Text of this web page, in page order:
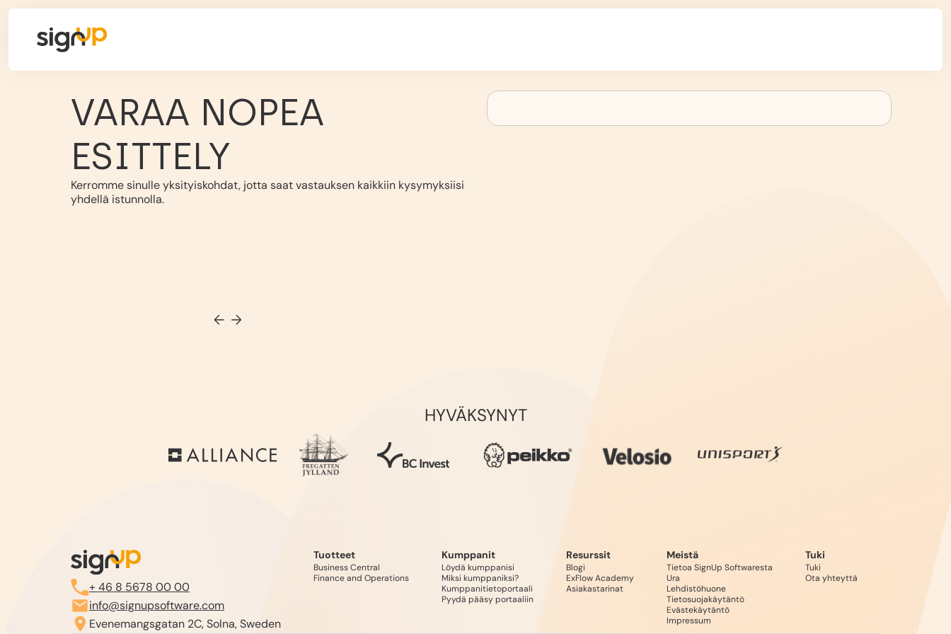
VARAA NOPEA
ESITTELY
Kerromme sinulle yksityiskohdat, jotta saat vastauksen kaikkiin kysymyksiisi
yhdellä istunnolla.
HYVÄKSYNYT
+ 46 8 5678 00 00
info@signupsoftware.com
Evenemangsgatan 2C, Solna, Sweden
Tuotteet
Business Central
Finance and Operations
Kumppanit
Löydä kumppanisi
Miksi kumppaniksi?
Kumppanitietoportaali
Pyydä pääsy portaaliin
Resurssit
Blogi
ExFlow Academy
Asiakastarinat
Meistä
Tietoa SignUp Softwaresta
Ura
Lehdistöhuone
Tietosuojakäytäntö
Evästekäytäntö
Impressum
Tuki
Tuki
Ota yhteyttä